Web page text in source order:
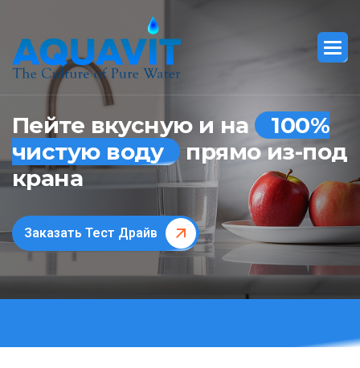
Пейте вкусную и на
100%
чистую воду прямо из-под
крана
Заказать Тест Драйв